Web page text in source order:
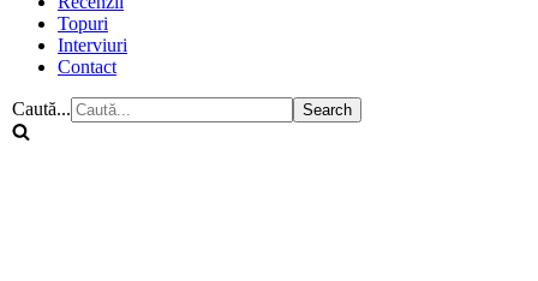
Topuri
Interviuri
Contact
Caută...